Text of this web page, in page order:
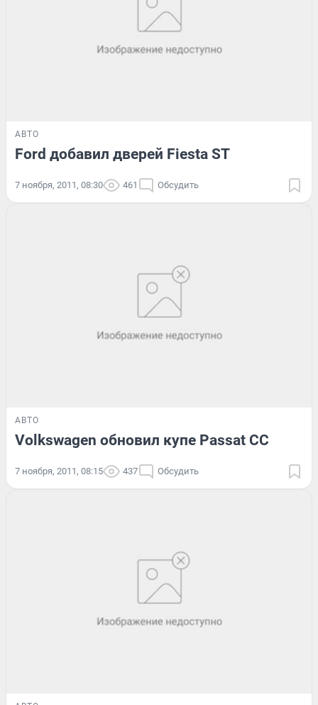
АВТО
Ford добавил дверей Fiesta ST
7 ноября, 2011, 08:30 461 Обсудить
АВТО
Volkswagen обновил купе Passat CC
7 ноября, 2011, 08:15 437 Обсудить